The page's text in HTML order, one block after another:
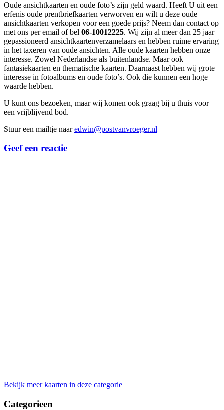
Oude ansichtkaarten en oude foto’s zijn geld waard. Heeft U uit een
erfenis oude prentbriefkaarten verworven en wilt u deze oude
ansichtkaarten verkopen voor een goede prijs? Neem dan contact op
met ons per email of bel 06-10012225. Wij zijn al meer dan 25 jaar
gepassioneerd ansichtkaartenverzamelaars en hebben ruime ervaring
in het taxeren van oude ansichten. Alle oude kaarten hebben onze
interesse. Zowel Nederlandse als buitenlandse. Maar ook
fantasiekaarten en thematische kaarten. Daarnaast hebben wij grote
interesse in fotoalbums en oude foto’s. Ook die kunnen een hoge
waarde hebben.
U kunt ons bezoeken, maar wij komen ook graag bij u thuis voor
een vrijblijvend bod.
Stuur een mailtje naaredwin@postvanvroeger.nl
Geef een reactie
Bekijk meer kaarten in deze categorie
Categorieen